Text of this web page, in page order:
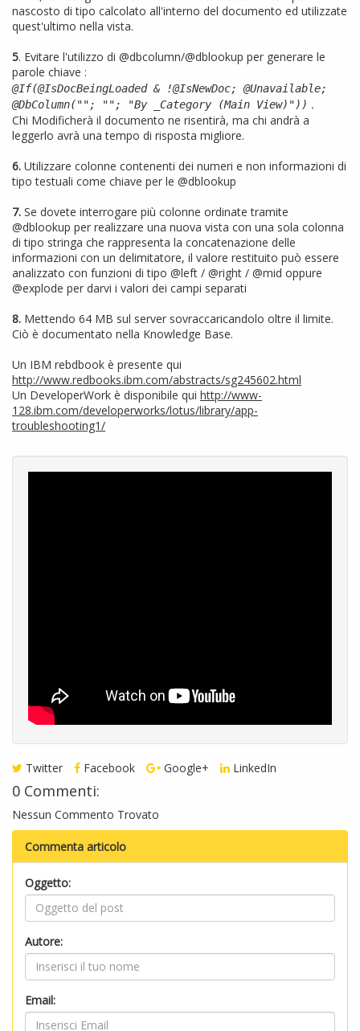
nascosto di tipo calcolato all'interno del documento ed utilizzate
quest'ultimo nella vista.
5. Evitare l'utilizzo di @dbcolumn/@dblookup per generare le
parole chiave :
@If(@IsDocBeingLoaded & !@IsNewDoc; @Unavailable;
@DbColumn(""; ""; "By _Category (Main View)")) .
Chi Modificherà il documento ne risentirà, ma chi andrà a
leggerlo avrà una tempo di risposta migliore.
6. Utilizzare colonne contenenti dei numeri e non informazioni di
tipo testuali come chiave per le @dblookup
7. Se dovete interrogare più colonne ordinate tramite
@dblookup per realizzare una nuova vista con una sola colonna
di tipo stringa che rappresenta la concatenazione delle
informazioni con un delimitatore, il valore restituito può essere
analizzato con funzioni di tipo @left / @right / @mid oppure
@explode per darvi i valori dei campi separati
8. Mettendo 64 MB sul server sovraccaricandolo oltre il limite.
Ciò è documentato nella Knowledge Base.
Un IBM rebdbook è presente qui
http://www.redbooks.ibm.com/abstracts/sg245602.html
Un DeveloperWork è disponibile qui http://www-
128.ibm.com/developerworks/lotus/library/app-
troubleshooting1/
Twitter Facebook Google+ LinkedIn
0 Commenti:
Nessun Commento Trovato
Commenta articolo
Oggetto:
Autore:
Email: